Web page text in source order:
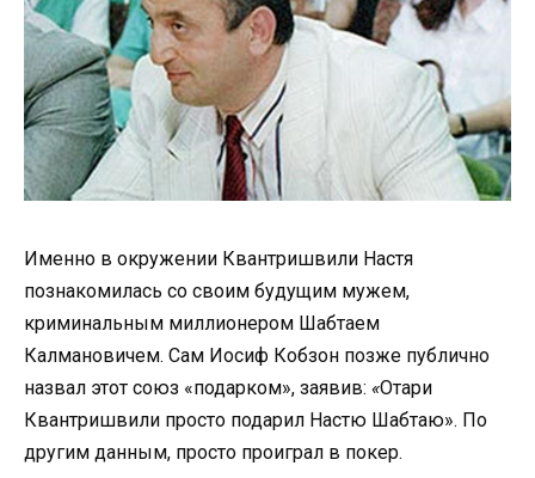
Именно в окружении Квантришвили Настя
познакомилась со своим будущим мужем,
криминальным миллионером Шабтаем
Калмановичем. Сам Иосиф Кобзон позже публично
назвал этот союз «подарком», заявив: «Отари
Квантришвили просто подарил Настю Шабтаю». По
другим данным, просто проиграл в покер.